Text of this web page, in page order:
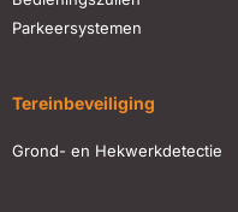
Parkeersystemen
Tereinbeveiliging
Grond- en Hekwerkdetectie